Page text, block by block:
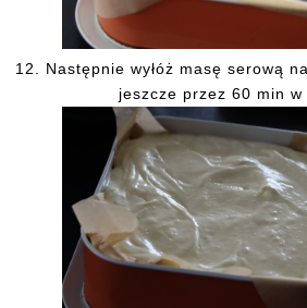
12. Następnie wyłóż masę serową
jeszcze przez 60 min w